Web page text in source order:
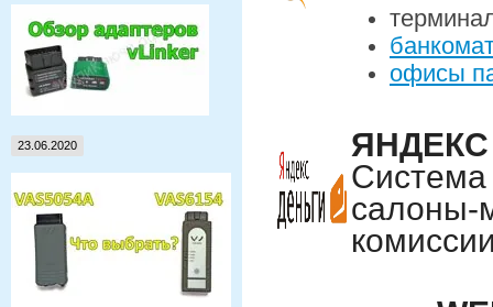
23.06.2020
офисы
Система
салоны-